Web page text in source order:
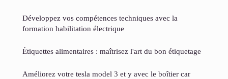
Développez vos compétences techniques avec la
formation habilitation électrique
Étiquettes alimentaires : maîtrisez l'art du bon étiquetage
Améliorez votre tesla model 3 et y avec le boîtier car